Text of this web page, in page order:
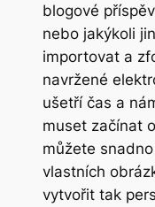
blogové
nebo jakýkoli
importovat a
navržené
ušetří čas a
muset začínat
můžete
vlastních
vytvořit tak